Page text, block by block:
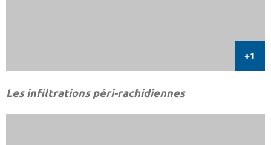
Les infiltrations péri-rachidiennes